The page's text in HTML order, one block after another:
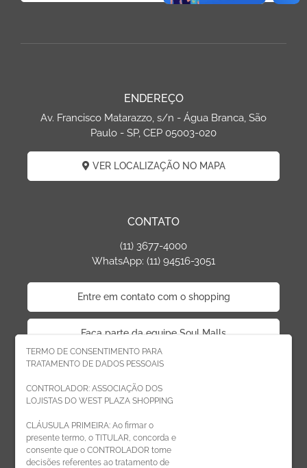
TERMO DE CONSENTIMENTO PARA
TRATAMENTO DE DADOS PESSOAIS
CONTROLADOR: ASSOCIAÇÃO DOS
LOJISTAS DO WEST PLAZA SHOPPING
CLÁUSULA PRIMEIRA: Ao firmar o
presente termo, o TITULAR, concorda e
consente que o CONTROLADOR tome
decisões referentes ao tratamento de
ENDEREÇO
Av. Francisco Matarazzo, s/n - Água Branca, São
Paulo - SP, CEP 05003-020
VER LOCALIZAÇÃO NO MAPA
CONTATO
(11) 3677-4000
WhatsApp: (11) 94516-3051
Entre em contato com o shopping
Faça parte da equipe Soul Malls
Faça parte da equipe West Plaza
Politica de privacidade
Código de Ética de Parceiros